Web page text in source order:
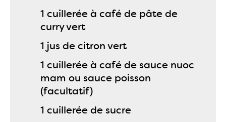
1 cuillerée à café de pâte de
curry vert
1 jus de citron vert
1 cuillerée à café de sauce nuoc
mam ou sauce poisson
(facultatif)
1 cuillerée de sucre